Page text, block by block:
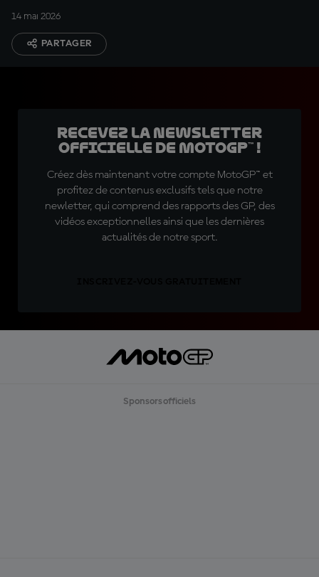
14 mai 2026
PARTAGER
Recevez la Newsletter
officielle de MotoGP™ !
Créez dès maintenant votre compte MotoGP™ et
profitez de contenus exclusifs tels que notre
newletter, qui comprend des rapports des GP, des
vidéos exceptionnelles ainsi que les dernières
actualités de notre sport.
Sponsors officiels